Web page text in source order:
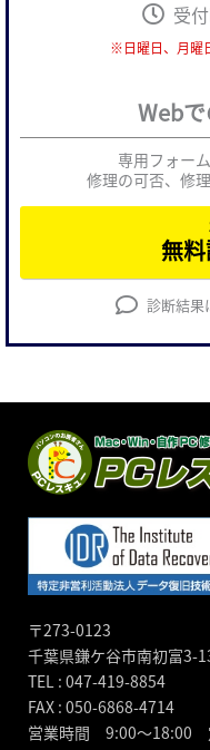
受
※日曜日、月曜
Web
専用フォー
修理の可否、修
無
診断結果
〒273-0123
千葉県鎌ケ谷市南初富3-
TEL : 047-419-8854
FAX : 050-6868-4714
営業時間 9:00～18:00